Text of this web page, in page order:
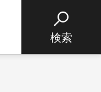
検索